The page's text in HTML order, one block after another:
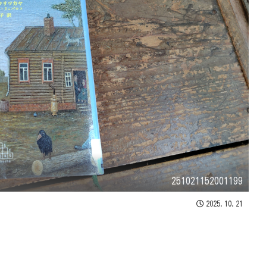
251021152001199
2025.10.21